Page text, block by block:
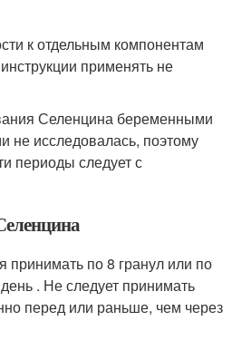
к отдельным компонентам
применять не
Селенцина беременными
исследовалась, поэтому
периоды следует с
принимать по 8 гранул или по
. Не следует принимать
перед или раньше, чем через